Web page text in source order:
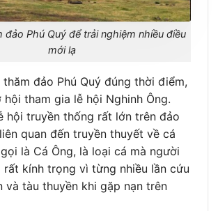
đảo Phú Quý để trải nghiệm nhiều điều
mới lạ
thăm đảo Phú Quý đúng thời điểm,
hội tham gia lễ hội Nghinh Ông.
hội truyền thống rất lớn trên đảo
quan đến truyền thuyết về cá
là Cá Ông, là loại cá mà người
rất kính trọng vì từng nhiều lần cứu
và tàu thuyền khi gặp nạn trên